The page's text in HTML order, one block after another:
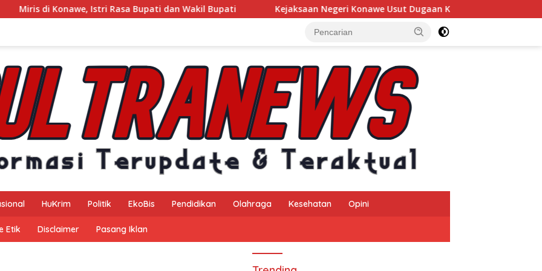
Rasa Bupati dan Wakil Bupati Kejaksaan Negeri Konawe Usut Dugaan Korupsi Insentif Pajak Daerah TA 2024,
HuKrim Politik EkoBis Pendidikan Olahraga Kesehatan Opini
Etik Disclaimer Pasang Iklan